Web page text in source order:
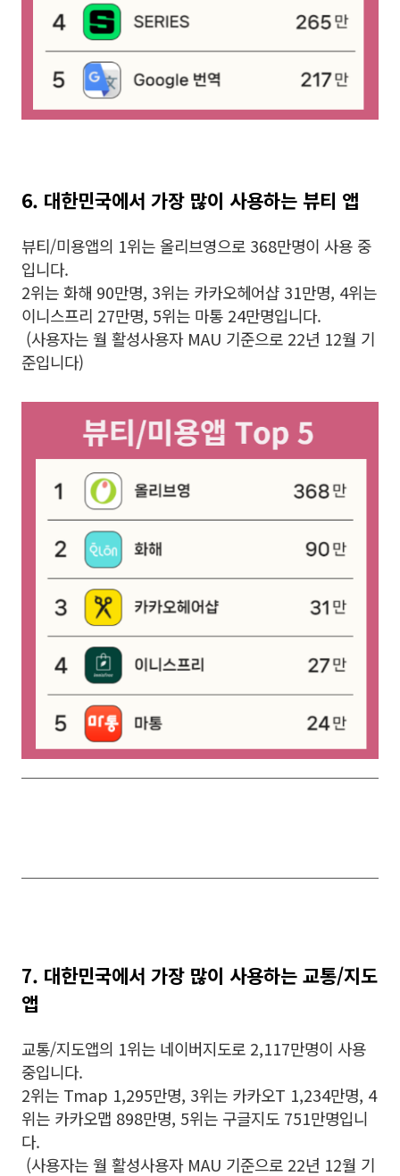
6. 대한민국에서 가장 많이 사용하는 뷰티 앱
뷰티/미용앱의 1위는 올리브영으로 368만명이 사용 중
입니다.
2위는 화해 90만명, 3위는 카카오헤어샵 31만명, 4위는
이니스프리 27만명, 5위는 마통 24만명입니다.
(사용자는 월 활성사용자 MAU 기준으로 22년 12월 기
준입니다)
7. 대한민국에서 가장 많이 사용하는 교통/지도
앱
교통/지도앱의 1위는 네이버지도로 2,117만명이 사용
중입니다.
2위는 Tmap 1,295만명, 3위는 카카오T 1,234만명, 4
위는 카카오맵 898만명, 5위는 구글지도 751만명입니
다.
(사용자는 월 활성사용자 MAU 기준으로 22년 12월 기